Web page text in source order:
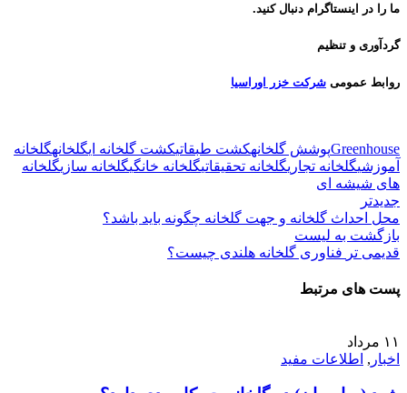
ما را در اینستاگرام دنبال کنید.
گردآوری و تنظیم
روابط عمومی شرکت خزر اوراسیا
Greenhouseپوشش گلخانهکشت طبقاتیکشت گلخانه ایگلخانهگلخانه
آموزشیگلخانه تجاریگلخانه تحقیقاتیگلخانه خانگیگلخانه سازیگلخانه
های شیشه ای
جدیدتر
محل احداث گلخانه و جهت گلخانه چگونه باید باشد؟
بازگشت به لیست
قدیمی تر فناوری گلخانه هلندی چیست؟
پست های مرتبط
۱۱ مرداد
اخبار , اطلاعات مفید